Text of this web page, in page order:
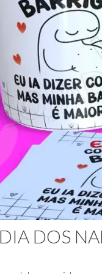
DOS